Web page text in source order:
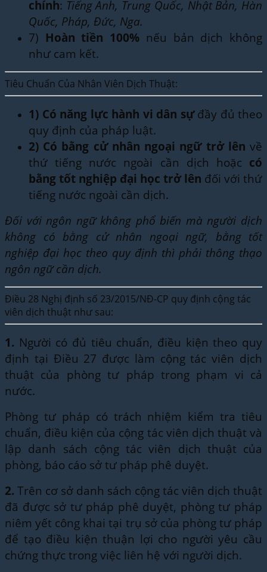
chính: Tiếng Anh, Trung Quốc, Nhật Bản, Hàn
Quốc, Pháp, Đức, Nga.
7) Hoàn tiền 100% nếu bản dịch không
như cam kết.
Tiêu Chuẩn Của Nhân Viên Dịch Thuật:
1) Có năng lực hành vi dân sựđầy đủ theo
quy định của pháp luật.
2) Có bằng cử nhân ngoại ngữ trở lên về
thứ tiếng nước ngoài cần dịch hoặc có
bằng tốt nghiệp đại học trở lên đối với thứ
tiếng nước ngoài cần dịch.
Đối với ngôn ngữ không phổ biến mà người dịch
không có bằng cử nhân ngoại ngữ, bằng tốt
nghiệp đại học theo quy định thì phải thông thạo
ngôn ngữ cần dịch.
Điều 28 Nghị định số 23/2015/NĐ-CP quy định cộng tác
viên dịch thuật như sau:
1. Người có đủ tiêu chuẩn, điều kiện theo quy
định tại Điều 27 được làm cộng tác viên dịch
thuật của phòng tư pháp trong phạm vi cả
nước.
Phòng tư pháp có trách nhiệm kiểm tra tiêu
chuẩn, điều kiện của cộng tác viên dịch thuật và
lập danh sách cộng tác viên dịch thuật của
phòng, báo cáo sở tư pháp phê duyệt.
2. Trên cơ sở danh sách cộng tác viên dịch thuật
đã được sở tư pháp phê duyệt, phòng tư pháp
niêm yết công khai tại trụ sở của phòng tư pháp
để tạo điều kiện thuận lợi cho người yêu cầu
chứng thực trong việc liên hệ với người dịch.